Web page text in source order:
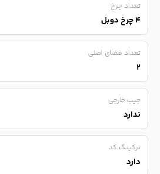
تعداد چرخ
۴ چرخ دوبل
تعداد فضای اصلی
۲
جیب خارجی
ندارد
ترکینگ کد
دارد